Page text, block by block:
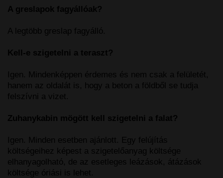
A greslapok fagyállóak?
A legtöbb greslap fagyálló.
Kell-e szigetelni a teraszt?
Igen. Mindenképpen érdemes és nem csak a felületét,
hanem az oldalát is, hogy a beton a földből se tudja
felszívni a vizet.
Zuhanykabin mögött kell szigetelni a falat?
Igen. Minden esetben ajánlott. Egy felújítás
költségeihez képest a szigetelőanyag költsége
elhanyagolható, de az esetleges leázások, átázások
költsége óriási is lehet.